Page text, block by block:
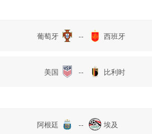
葡萄牙 -- 西班牙
美国 -- 比利时
阿根廷 -- 埃及